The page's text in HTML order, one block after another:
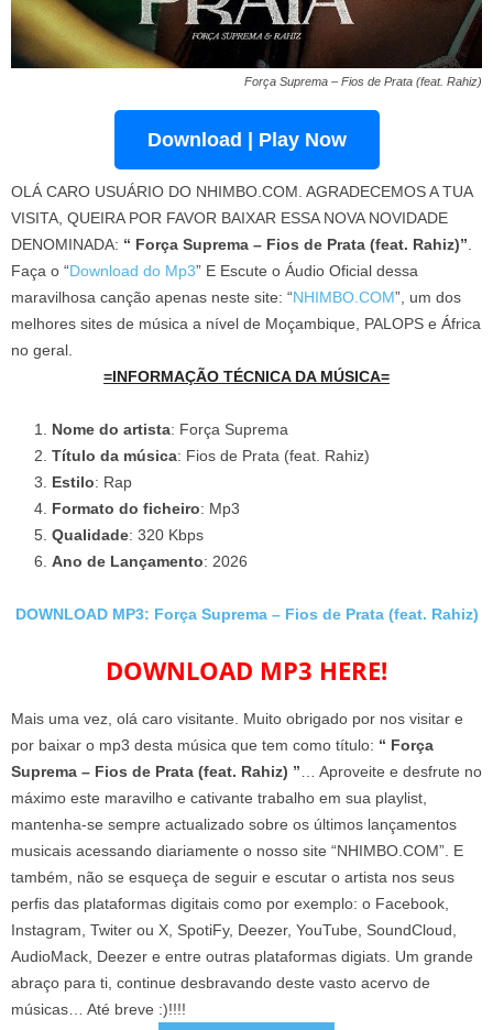
Força Suprema – Fios de Prata (feat. Rahiz)
Download | Play Now
OLÁ CARO USUÁRIO DO NHIMBO.COM. AGRADECEMOS A TUA
VISITA, QUEIRA POR FAVOR BAIXAR ESSA NOVA NOVIDADE
DENOMINADA: “ Força Suprema – Fios de Prata (feat. Rahiz)”
Faça o “Download do Mp3” E Escute o Áudio Oficial dessa
maravilhosa canção apenas neste site: “NHIMBO.COM”, um dos
melhores sites de música a nível de Moçambique, PALOPS e África
no geral.
=INFORMAÇÃO TÉCNICA DA MÚSICA=
Nome do artista: Força Suprema
Título da música: Fios de Prata (feat. Rahiz)
Estilo: Rap
Formato do ficheiro: Mp3
Qualidade: 320 Kbps
Ano de Lançamento: 2026
DOWNLOAD MP3: Força Suprema – Fios de Prata (feat. Rahiz)
DOWNLOAD MP3 HERE!
Mais uma vez, olá caro visitante. Muito obrigado por nos visitar e
por baixar o mp3 desta música que tem como título: “ Força
Suprema – Fios de Prata (feat. Rahiz) ” … Aproveite e desfrute no
máximo este maravilho e cativante trabalho em sua playlist,
mantenha-se sempre actualizado sobre os últimos lançamentos
musicais acessando diariamente o nosso site “NHIMBO.COM”. E
também, não se esqueça de seguir e escutar o artista nos seus
perfis das plataformas digitais como por exemplo: o Facebook,
Instagram, Twiter ou X, SpotiFy, Deezer, YouTube, SoundCloud,
AudioMack, Deezer e entre outras plataformas digiats. Um grande
abraço para ti, continue desbravando deste vasto acervo de
músicas… Até breve :)!!!!